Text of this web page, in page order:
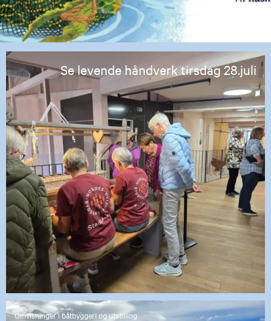
Se levende håndverk tirsdag 28.juli
Omvisninger i båtbyggeri og utstilling